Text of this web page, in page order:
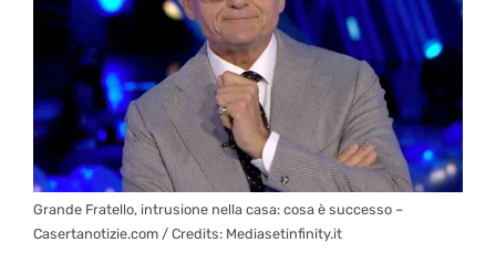
Grande Fratello, intrusione nella casa: cosa è successo –
Casertanotizie.com / Credits: Mediasetinfinity.it